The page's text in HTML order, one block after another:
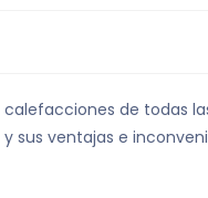
de todas
sus ventajas e